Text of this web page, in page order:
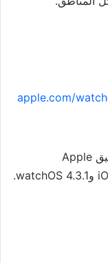
apple.com/
يق Apple